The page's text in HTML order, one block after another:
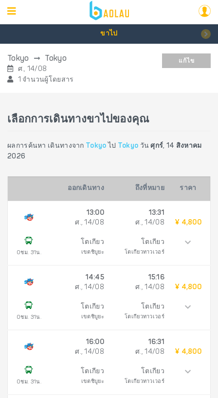
ขาไป
Tokyo Tokyo
ศ., 14/08
1 จำนวนผู้โดยสาร
แก้ไข
เลือกการเดินทางขาไปของคุณ
ผลการค้นหา เดินทางจาก Tokyo ไป Tokyo วันศุกร์, 14 สิงหาคม
2026
ออกเดินทาง ถึงที่หมาย ราคา
0ชม. 31น.
13:00
ศ., 14/08
โตเกียว
เขตชิบูยะ
13:31
ศ., 14/08
โตเกียว
โตเกียวทาวเวอร์
¥ 4,800
0ชม. 31น.
14:45
ศ., 14/08
โตเกียว
เขตชิบูยะ
15:16
ศ., 14/08
โตเกียว
โตเกียวทาวเวอร์
¥ 4,800
0ชม. 31น.
16:00
ศ., 14/08
โตเกียว
เขตชิบูยะ
16:31
ศ., 14/08
โตเกียว
โตเกียวทาวเวอร์
¥ 4,800